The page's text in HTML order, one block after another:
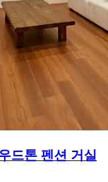
드톤 펜션 거실